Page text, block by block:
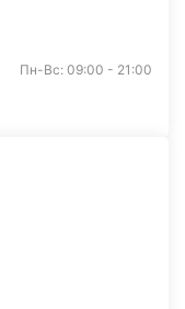
Пн-Вс: 09:00 - 21:00